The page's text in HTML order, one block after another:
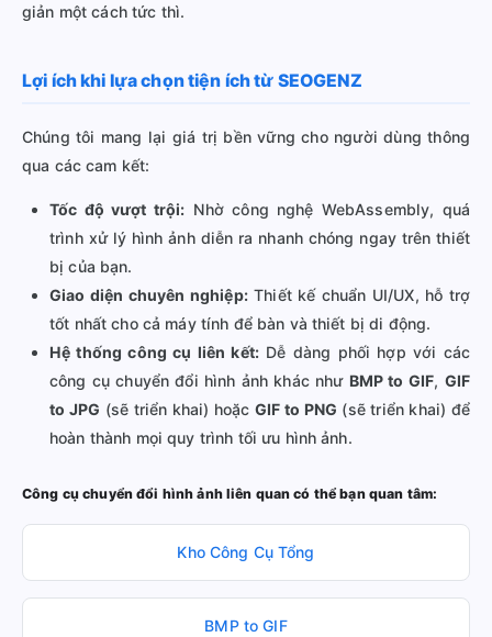
giản một cách tức thì.
Lợi ích khi lựa chọn tiện ích từ SEOGENZ
Chúng tôi mang lại giá trị bền vững cho người dùng thông
qua các cam kết:
Tốc độ vượt trội: Nhờ công nghệ WebAssembly, quá
trình xử lý hình ảnh diễn ra nhanh chóng ngay trên thiết
bị của bạn.
Giao diện chuyên nghiệp:Thiết kế chuẩn UI/UX, hỗ trợ
tốt nhất cho cả máy tính để bàn và thiết bị di động.
Hệ thống công cụ liên kết: Dễ dàng phối hợp với các
công cụ chuyển đổi hình ảnh khác như BMP to GIF, GIF
to JPG (sẽ triển khai) hoặc GIF to PNG (sẽ triển khai) để
hoàn thành mọi quy trình tối ưu hình ảnh.
Công cụ chuyển đổi hình ảnh liên quan có thể bạn quan tâm:
Kho Công Cụ Tổng
BMP to GIF